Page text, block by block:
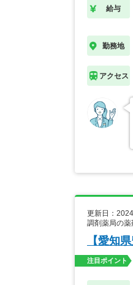
給与
勤務地
アクセス
更新日：
調剤薬局の
【愛知
注目ポイント